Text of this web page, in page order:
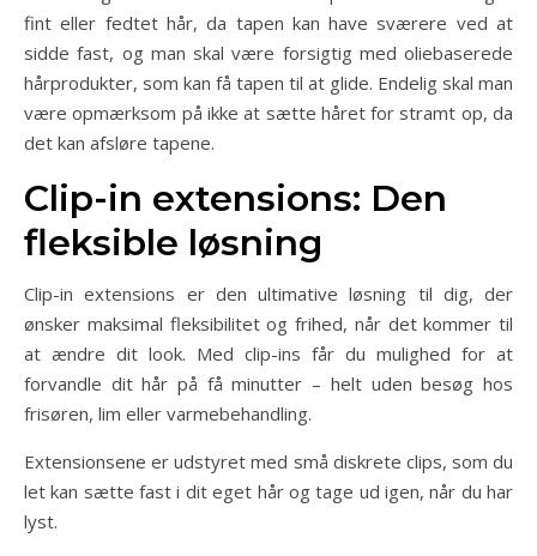
fint eller fedtet hår, da tapen kan have sværere ved at
sidde fast, og man skal være forsigtig med oliebaserede
hårprodukter, som kan få tapen til at glide. Endelig skal man
være opmærksom på ikke at sætte håret for stramt op, da
det kan afsløre tapene.
Clip-in extensions: Den
fleksible løsning
Clip-in extensions er den ultimative løsning til dig, der
ønsker maksimal fleksibilitet og frihed, når det kommer til
at ændre dit look. Med clip-ins får du mulighed for at
forvandle dit hår på få minutter – helt uden besøg hos
frisøren, lim eller varmebehandling.
Extensionsene er udstyret med små diskrete clips, som du
let kan sætte fast i dit eget hår og tage ud igen, når du har
lyst.